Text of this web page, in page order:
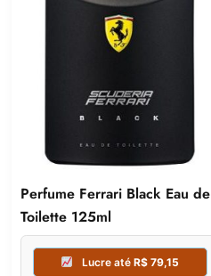
Perfume Ferrari Black Eau de
Toilette 125ml